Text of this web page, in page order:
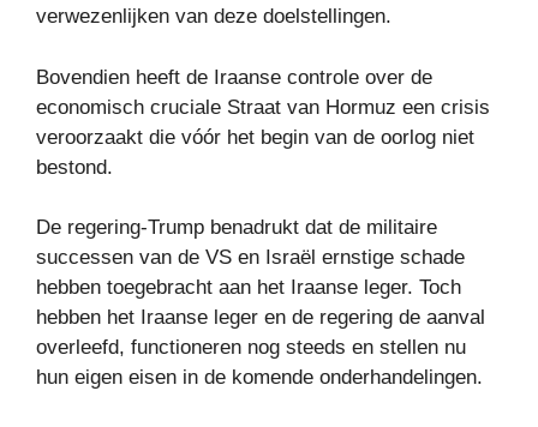
verwezenlijken van deze doelstellingen.
Bovendien heeft de Iraanse controle over de
economisch cruciale Straat van Hormuz een crisis
veroorzaakt die vóór het begin van de oorlog niet
bestond.
De regering-Trump benadrukt dat de militaire
successen van de VS en Israël ernstige schade
hebben toegebracht aan het Iraanse leger. Toch
hebben het Iraanse leger en de regering de aanval
overleefd, functioneren nog steeds en stellen nu
hun eigen eisen in de komende onderhandelingen.